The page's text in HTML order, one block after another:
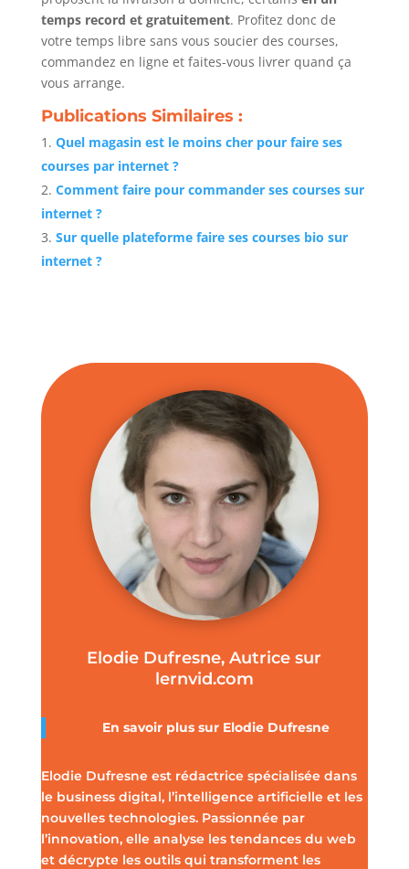
temps record et gratuitement. Profitez donc de
votre temps libre sans vous soucier des courses,
commandez en ligne et faites-vous livrer quand ça
vous arrange.
Publications Similaires :
Quel magasin est le moins cher pour faire ses
courses par internet ?
Comment faire pour commander ses courses sur
internet ?
Sur quelle plateforme faire ses courses bio sur
internet ?
Elodie Dufresne, Autrice sur
lernvid.com
En savoir plus sur Elodie Dufresne
Elodie Dufresne est rédactrice spécialisée dans
le business digital, l’intelligence artificielle et les
nouvelles technologies. Passionnée par
l’innovation, elle analyse les tendances du web
et décrypte les outils qui transforment les